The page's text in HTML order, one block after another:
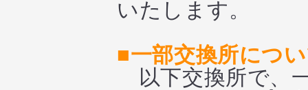
いたします。
■一部交換所につ
以下交換所で、